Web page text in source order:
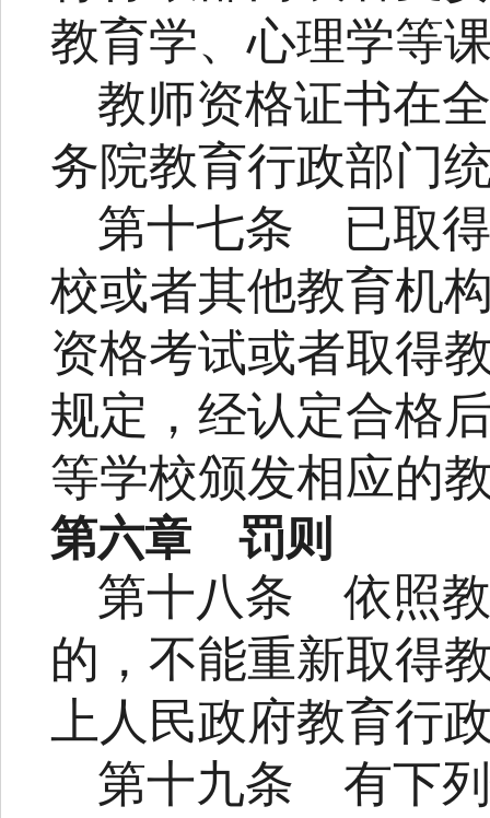
教育学、心理学等
教师资格证书在
务院教育行政部门
第十七条 已取
校或者其他教育机
资格考试或者取得
规定，经认定合格
等学校颁发相应的
第六章 罚则
第十八条 依照
的，不能重新取得
上人民政府教育行
第十九条 有下